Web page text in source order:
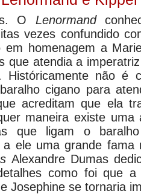
O Lenormand
vezes confundido
homenagem a
que atendia a
Históricamente não é
cigano para
acreditam que ela
maneira existe
que ligam o
a ele uma grande
Alexandre Dumas
como foi que
Josephine se tornaria